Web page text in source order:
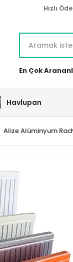
Hızlı
En Çok
Havlupan
Alize Alüminyum